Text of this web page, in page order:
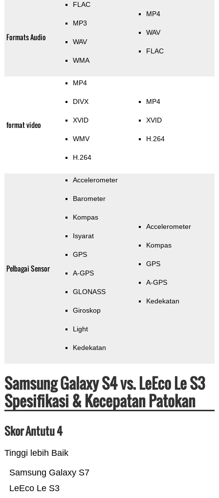
Formats Audio
FLAC
MP3
WAV
WMA
MP4
WAV
FLAC
format video
MP4
DIVX
XVID
WMV
H.264
MP4
XVID
H.264
Pelbagai Sensor
Accelerometer
Barometer
Kompas
Isyarat
GPS
A-GPS
GLONASS
Giroskop
Light
Kedekatan
Accelerometer
Kompas
GPS
A-GPS
Kedekatan
Samsung Galaxy S4 vs. LeEco Le S3
Spesifikasi & Kecepatan Patokan
Skor Antutu 4
Tinggi lebih Baik
LeEco Le S3
Samsung Galaxy S7